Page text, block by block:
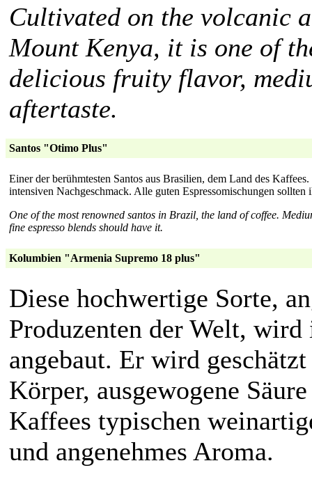
Cultivated on the volcanic
Mount Kenya, it is one of
delicious fruity flavor,
aftertaste.
Santos "Otimo Plus"
Einer der berühmtesten Santos aus Brasilien, dem Land des
intensiven Nachgeschmack. Alle guten Espressomischungen sollten
One of the most renowned santos in Brazil, the land of coffee.
fine espresso blends should have it.
Kolumbien "Armenia Supremo 18 plus"
Diese hochwertige Sorte,
Produzenten der Welt,
angebaut. Er wird
Körper, ausgewogene
Kaffees typischen
und angenehmes Aroma.